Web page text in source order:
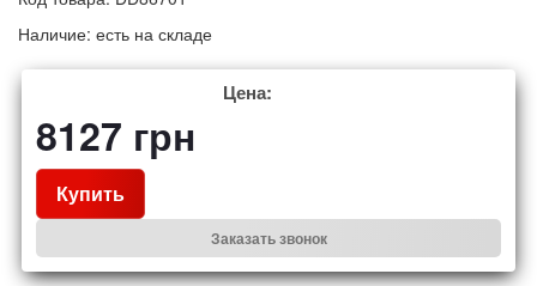
Наличие: есть на складе
Цена:
8127 грн
Купить
Заказать звонок